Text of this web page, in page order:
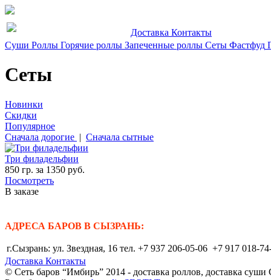
Доставка Контакты
Суши Роллы Горячие роллы Запеченные роллы Сеты Фастфуд
Сеты
Новинки
Скидки
Популярное
Сначала дорогие | Сначала сытные
Три филадельфии
850 гр. за 1350 руб.
Посмотреть
В заказе
АДРЕСА БАРОВ В СЫЗРАНЬ:
г.Сызрань: ул. Звездная, 16 тел. +7 937 206-05-06 +7 917 018-
Доставка Контакты
© Сеть баров “Имбирь” 2014 - доставка роллов, доставка суши